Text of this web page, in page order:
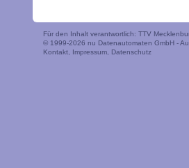
Für den Inhalt verantwortlich: TTV
© 1999-2026 nu Datenautomaten GmbH -
Kontakt
Impressum Datenschutz